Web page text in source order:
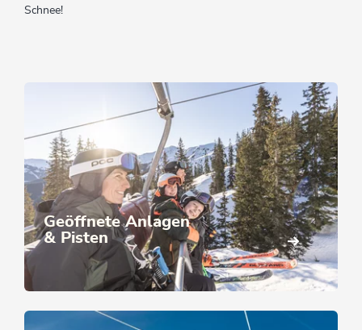
Schnee!
Geöffnete Anlagen
& Pisten